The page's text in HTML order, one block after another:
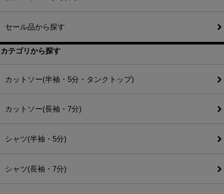
セール品から探す
カテゴリから探す
カットソー(半袖・5分・タンクトップ)
カットソー(長袖・7分)
シャツ(半袖・5分)
シャツ(長袖・7分)